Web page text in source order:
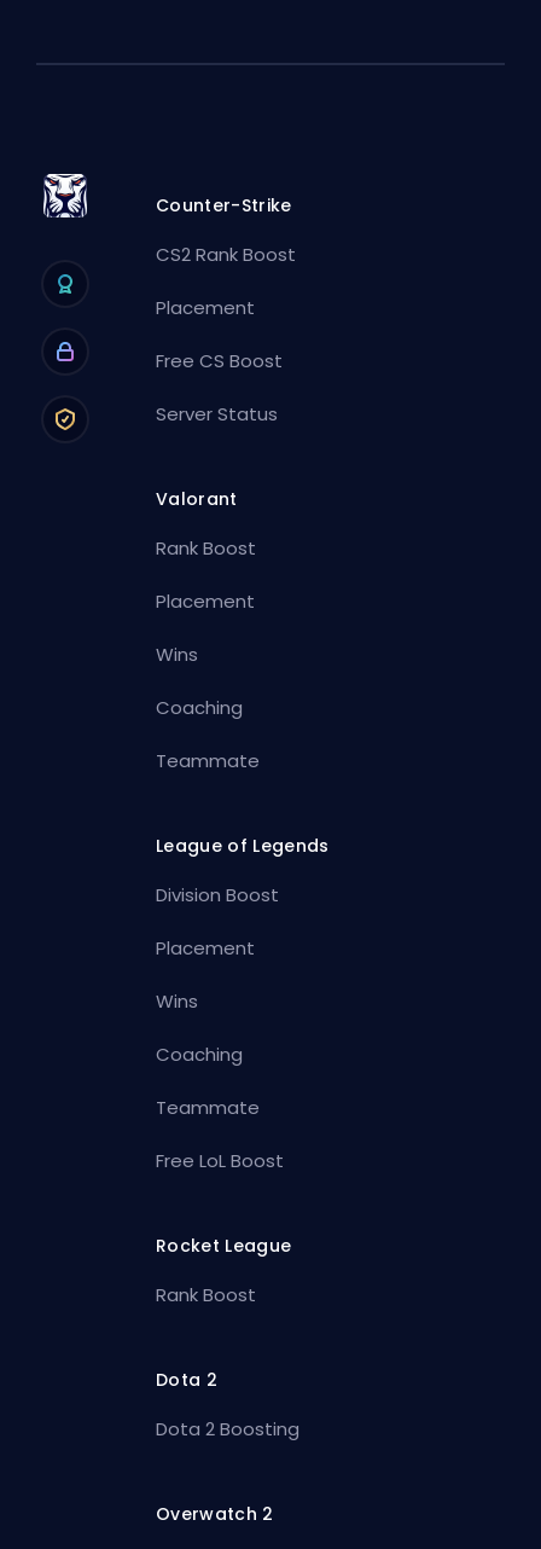
Counter-Strike
CS2 Rank Boost
Placement
Free CS Boost
Server Status
Valorant
Rank Boost
Placement
Wins
Coaching
Teammate
League of Legends
Division Boost
Placement
Wins
Coaching
Teammate
Free LoL Boost
Rocket League
Rank Boost
Dota 2
Dota 2 Boosting
Overwatch 2